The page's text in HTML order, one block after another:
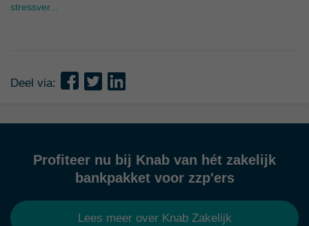
stressver...
Deel via:
Profiteer nu bij Knab van hét zakelijk
bankpakket voor zzp'ers
Lees meer over Knab Zakelijk